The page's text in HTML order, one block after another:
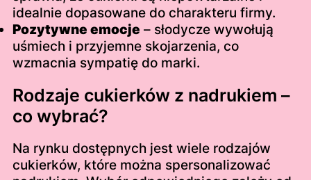
idealnie dopasowane do charakteru firmy.
Pozytywne emocje – słodycze wywołują
uśmiech i przyjemne skojarzenia, co
wzmacnia sympatię do marki.
Rodzaje cukierków z nadrukiem –
co wybrać?
Na rynku dostępnych jest wiele rodzajów
cukierków, które można spersonalizować